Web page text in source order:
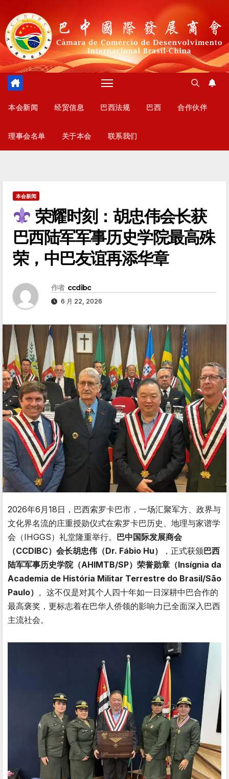
内
本会新闻 经贸信息 巴西法规 巴西 合作伙伴
理事会名单 关于本会 联系我们
本会新闻
荣耀时刻：胡忠伟会长获
巴西陆军军事历史学院最高殊
荣，中巴友谊再添华章
作者 ccdibc
6 月 22, 2026
2026年6月18日，巴西索罗卡巴市，一场汇聚军方、政界与
文化界名流的庄重授勋仪式在索罗卡巴历史、地理与家谱学
会（IHGGS）礼堂隆重举行。 巴中国际发展商会
（CCDIBC）会长胡忠伟（Dr. Fábio Hu）
，正式获颁巴西
陆军军事历史学院（AHIMTB/SP）荣誉勋章（Insígnia da
Academia de História Militar Terrestre do Brasil/São
Paulo） 。这不仅是对其个人四十年如一日深耕中巴合作的
最高褒奖，更标志着在巴华人侨领的影响力已全面深入巴西
主流社会。